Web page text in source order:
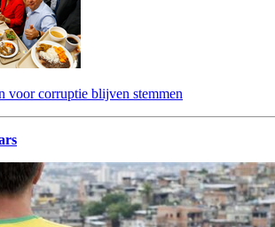
voor corruptie blijven stemmen